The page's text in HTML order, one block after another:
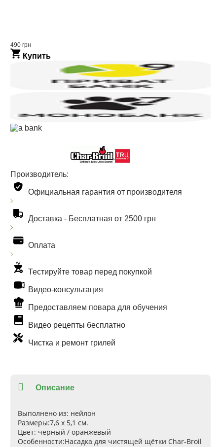
490 грн
Купить
Производитель:
Официальная гарантия от производителя
Доставка - Бесплатная от 2500 грн
Оплата
Тестируйте товар перед покупкой
Видео-консультация
Предоставляем повара для обучения
Видео рецепты бесплатно
Чистка и ремонт грилей
Описание
Выполнено из: нейлон
Размеры:7,6 х 5,1 см.
Цвет: черный / оранжевый
Особенности:Насадка для чистящей щётки Char-Broil